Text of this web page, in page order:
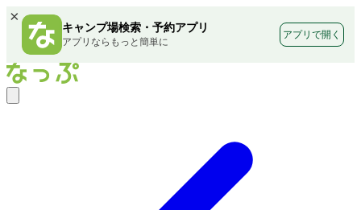
×
キャンプ場検索・予約アプリ
アプリならもっと簡単に
アプリで開く